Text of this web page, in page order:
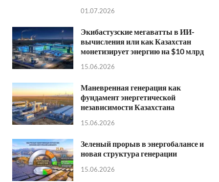
01.07.2026
Экибастузские мегаватты в ИИ-
вычисления или как Казахстан
монетизирует энергию на $10 млрд
15.06.2026
Маневренная генерация как
фундамент энергетической
независимости Казахстана
15.06.2026
Зеленый прорыв в энергобалансе и
новая структура генерации
15.06.2026